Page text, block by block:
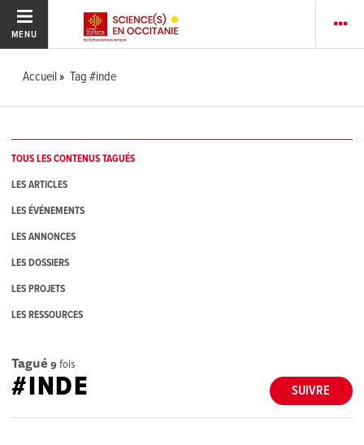
MENU
Accueil Tag #inde
TOUS LES CONTENUS TAGUÉS
LES ARTICLES
LES ÉVÉNEMENTS
LES ANNONCES
LES DOSSIERS
LES PROJETS
LES RESSOURCES
Tagué 9 fois
SUIVRE
#INDE